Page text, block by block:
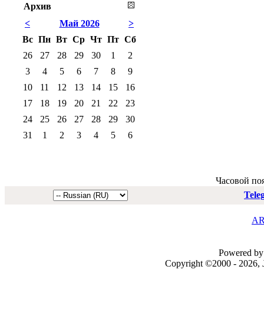
Архив
<
>
Май 2026
Вс Пн Вт Ср Чт Пт Сб
26
27 28 29 30 1
2
3
4 5 6 7 8
9
10
11 12 13 14 15
16
17
18 19 20 21 22
23
24
25 26 27 28 29
30
31
1 2 3 4 5 6
Часовой
Powered
Copyright ©2000 - 2026,